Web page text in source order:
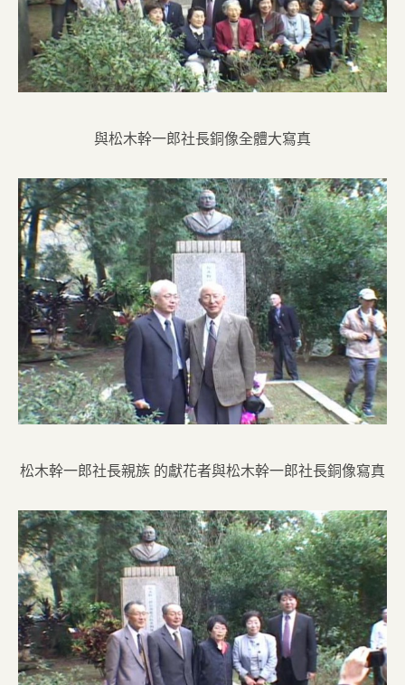
與松木幹一郎社長銅像全體大寫真
松木幹一郎社長親族 的獻花者與松木幹一郎社長銅像寫真